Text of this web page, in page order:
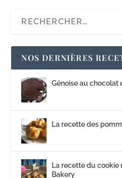
NOS DERNIÈRES
Génoise au chocolat
La recette des
La recette du
Bakery